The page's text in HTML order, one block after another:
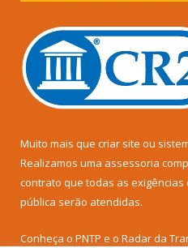
Muito mais que criar site ou
Realizamos uma assessoria
contrato que todas as exigências
pública serão atendidas.
Conheça o PNTP e o Radar da